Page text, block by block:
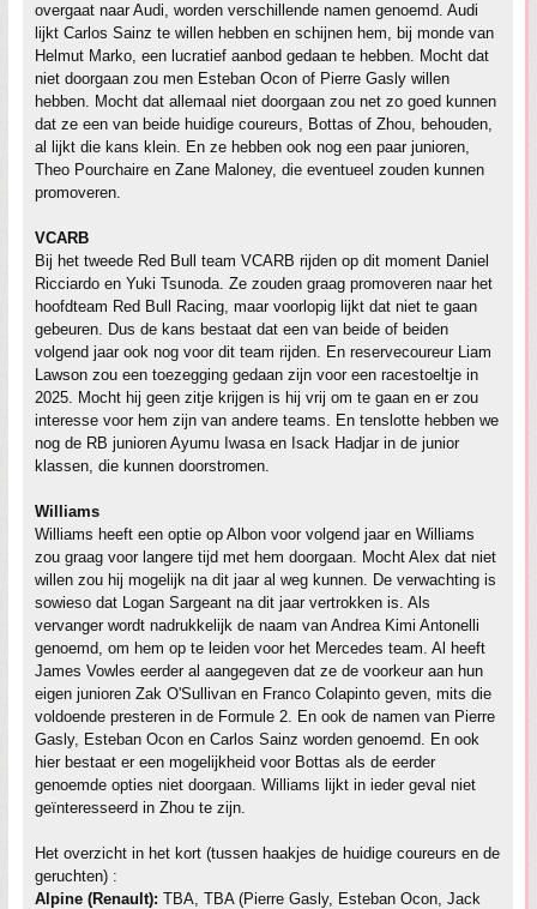
overgaat naar Audi, worden verschillende namen genoemd. Audi
lijkt Carlos Sainz te willen hebben en schijnen hem, bij monde van
Helmut Marko, een lucratief aanbod gedaan te hebben. Mocht dat
niet doorgaan zou men Esteban Ocon of Pierre Gasly willen
hebben. Mocht dat allemaal niet doorgaan zou net zo goed kunnen
dat ze een van beide huidige coureurs, Bottas of Zhou, behouden,
al lijkt die kans klein. En ze hebben ook nog een paar junioren,
Theo Pourchaire en Zane Maloney, die eventueel zouden kunnen
promoveren.
VCARB
Bij het tweede Red Bull team VCARB rijden op dit moment Daniel
Ricciardo en Yuki Tsunoda. Ze zouden graag promoveren naar het
hoofdteam Red Bull Racing, maar voorlopig lijkt dat niet te gaan
gebeuren. Dus de kans bestaat dat een van beide of beiden
volgend jaar ook nog voor dit team rijden. En reservecoureur Liam
Lawson zou een toezegging gedaan zijn voor een racestoeltje in
2025. Mocht hij geen zitje krijgen is hij vrij om te gaan en er zou
interesse voor hem zijn van andere teams. En tenslotte hebben we
nog de RB junioren Ayumu Iwasa en Isack Hadjar in de junior
klassen, die kunnen doorstromen.
Williams
Williams heeft een optie op Albon voor volgend jaar en Williams
zou graag voor langere tijd met hem doorgaan. Mocht Alex dat niet
willen zou hij mogelijk na dit jaar al weg kunnen. De verwachting is
sowieso dat Logan Sargeant na dit jaar vertrokken is. Als
vervanger wordt nadrukkelijk de naam van Andrea Kimi Antonelli
genoemd, om hem op te leiden voor het Mercedes team. Al heeft
James Vowles eerder al aangegeven dat ze de voorkeur aan hun
eigen junioren Zak O'Sullivan en Franco Colapinto geven, mits die
voldoende presteren in de Formule 2. En ook de namen van Pierre
Gasly, Esteban Ocon en Carlos Sainz worden genoemd. En ook
hier bestaat er een mogelijkheid voor Bottas als de eerder
genoemde opties niet doorgaan. Williams lijkt in ieder geval niet
geïnteresseerd in Zhou te zijn.
Het overzicht in het kort (tussen haakjes de huidige coureurs en de
geruchten) :
Alpine (Renault): TBA, TBA (Pierre Gasly, Esteban Ocon, Jack